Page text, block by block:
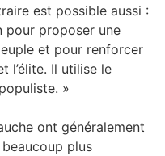
est possible aussi :
pour proposer une
et pour renforcer
l’élite. Il utilise le
»
ont généralement
plus